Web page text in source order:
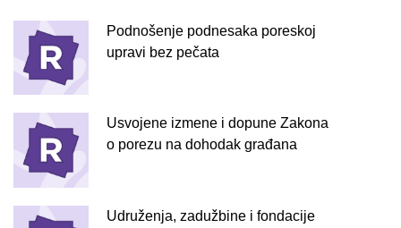
Podnošenje podnesaka poreskoj
upravi bez pečata
Usvojene izmene i dopune Zakona
o porezu na dohodak građana
Udruženja, zadužbine i fondacije